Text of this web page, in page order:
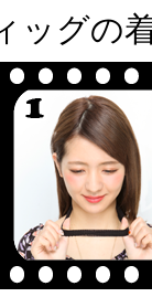
ッグの